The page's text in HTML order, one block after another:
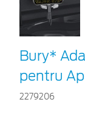
Bury*
pentru
2279206